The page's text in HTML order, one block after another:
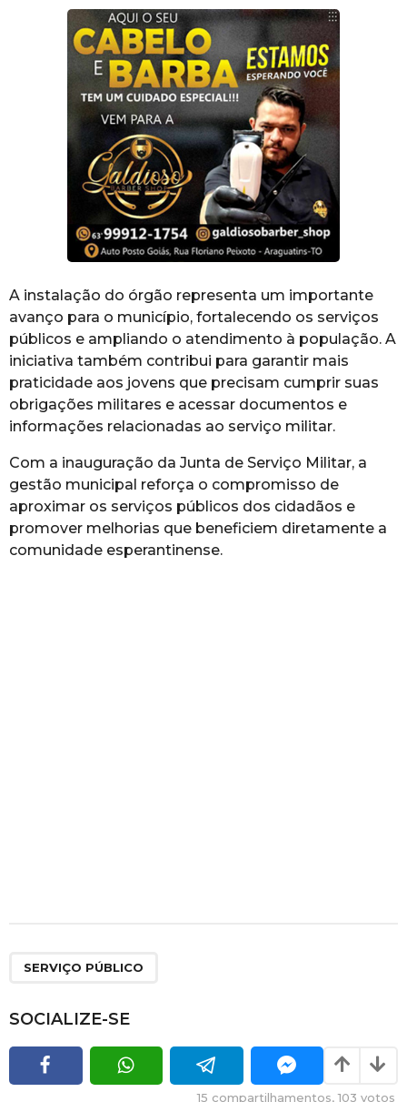
A instalação do órgão representa um importante
avanço para o município, fortalecendo os serviços
públicos e ampliando o atendimento à população. A
iniciativa também contribui para garantir mais
praticidade aos jovens que precisam cumprir suas
obrigações militares e acessar documentos e
informações relacionadas ao serviço militar.
Com a inauguração da Junta de Serviço Militar, a
gestão municipal reforça o compromisso de
aproximar os serviços públicos dos cidadãos e
promover melhorias que beneficiem diretamente a
comunidade esperantinense.
SERVIÇO PÚBLICO
SOCIALIZE-SE
15 compartilhamentos,103 votos